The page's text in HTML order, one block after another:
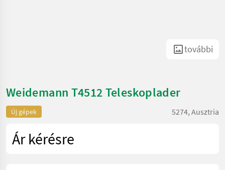
további
Weidemann T4512 Teleskoplader
Új gépek 5274, Ausztria
Ár kérésre